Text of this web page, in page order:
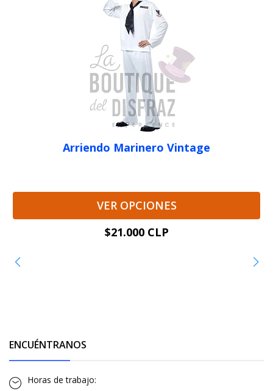
Arriendo Marinero Vintage
VER OPCIONES
$21.000 CLP
ENCUÉNTRANOS
Horas de trabajo: